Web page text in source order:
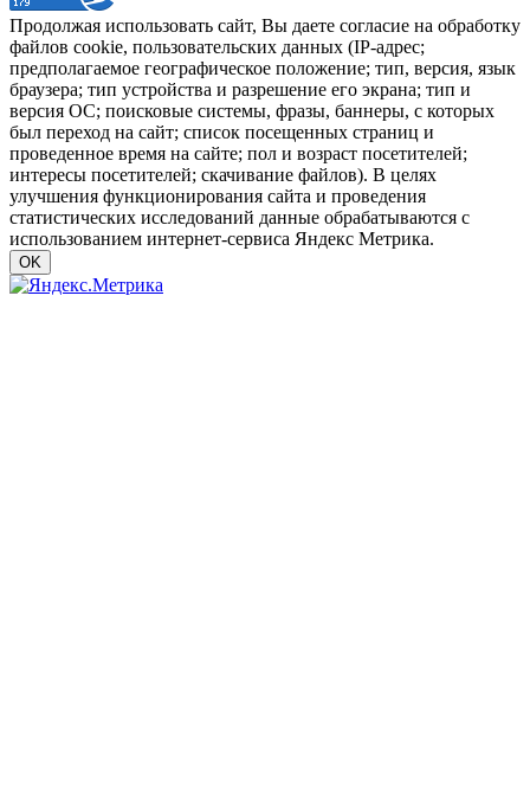
Продолжая использовать сайт, Вы даете согласие на обработку
файлов cookie, пользовательских данных (IP-адрес;
предполагаемое географическое положение; тип, версия, язык
браузера; тип устройства и разрешение его экрана; тип и
версия ОС; поисковые системы, фразы, баннеры, с которых
был переход на сайт; список посещенных страниц и
проведенное время на сайте; пол и возраст посетителей;
интересы посетителей; скачивание файлов). В целях
улучшения функционирования сайта и проведения
статистических исследований данные обрабатываются с
использованием интернет-сервиса Яндекс Метрика.
OK